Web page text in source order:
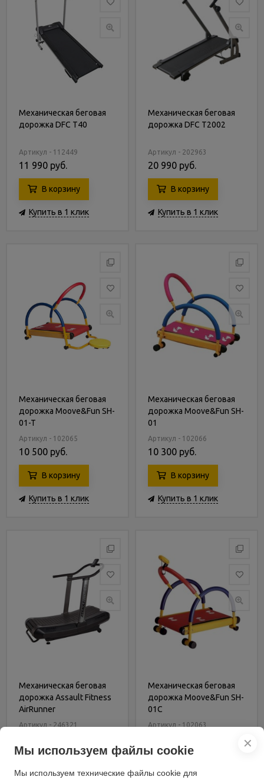
Механическая беговая
дорожка DFC T40
Артикул - 112449
11 990 руб.
В корзину
Купить в 1 клик
Механическая беговая
дорожка DFC T2002
Артикул - 202963
20 990 руб.
В корзину
Купить в 1 клик
Механическая беговая
дорожка Moove&Fun SH-
01-T
Артикул - 102065
10 500 руб.
В корзину
Купить в 1 клик
Механическая беговая
дорожка Moove&Fun SH-
01
Артикул - 102066
10 300 руб.
В корзину
Купить в 1 клик
Механическая беговая
дорожка Assault Fitness
AirRunner
Артикул - 246321
Механическая беговая
дорожка Moove&Fun SH-
01C
Артикул - 102063
✕
Мы используем файлы cookie
Мы используем технические файлы cookie для